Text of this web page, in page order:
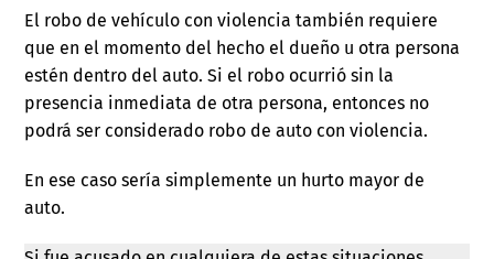
El robo de vehículo con violencia también requiere
que en el momento del hecho el dueño u otra persona
estén dentro del auto. Si el robo ocurrió sin la
presencia inmediata de otra persona, entonces no
podrá ser considerado robo de auto con violencia.
En ese caso sería simplemente un hurto mayor de
auto.